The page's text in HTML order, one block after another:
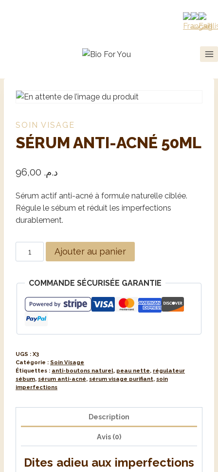
SOIN VISAGE
SÉRUM ANTI-ACNÉ 50ML
د.م.
Sérum actif anti-acné à formule naturelle ciblée.
Régule le sébum et réduit les imperfections
durablement.
Ajouter au panier
COMMANDE SÉCURISÉE GARANTIE
UGS : X3
Catégorie : Soin Visage
Étiquettes : anti-boutons naturel, peau nette, régulateur
sébum, sérum anti-acné, sérum visage purifiant, soin
imperfections
Description
Avis (0)
Dites adieu aux imperfections